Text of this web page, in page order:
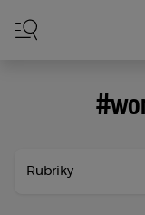
Rubriky